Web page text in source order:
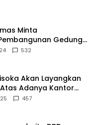
Minta
Gedung
Cisoka
532
Akan Layangkan
Adanya Kantor
457